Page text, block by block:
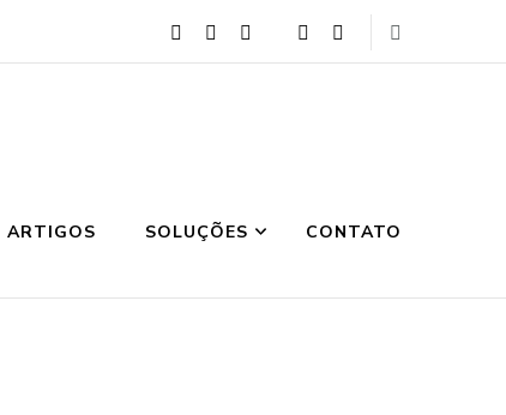
ARTIGOS SOLUÇÕES CONTATO